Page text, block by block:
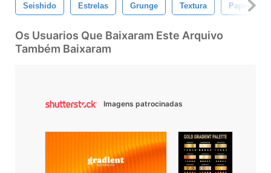
Seishido Estrelas Grunge Textura Papel
Os Usuarios Que Baixaram Este Arquivo
Também Baixaram
Imagens patrocinadas